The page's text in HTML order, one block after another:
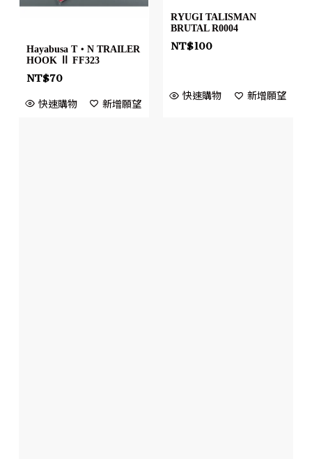
Hayabusa T・N TRAILER
HOOK Ⅱ FF323
NT$70
快速購物 新增願望
RYUGI TALISMAN
BRUTAL R0004
NT$100
快速購物 新增願望